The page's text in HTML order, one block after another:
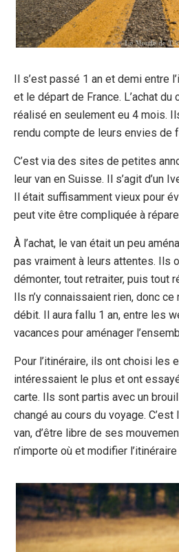
Il s’est passé 1 an et demi entre
et le départ de France. L’achat du
réalisé en seulement eu 4 mois.
rendu compte de leurs envies de
C’est via des sites de petites
leur van en Suisse. Il s’agit d’un
Il était suffisamment vieux pour
peut vite être compliquée à
À l’achat, le van était un peu
pas vraiment à leurs attentes. Ils
démonter, tout retraiter, puis tout
Ils n’y connaissaient rien, donc
débit. Il aura fallu 1 an, entre les
vacances pour aménager
Pour l’itinéraire, ils ont choisi les
intéressaient le plus et ont
carte. Ils sont partis avec un
changé au cours du voyage.
van, d’être libre de ses
n’importe où et modifier